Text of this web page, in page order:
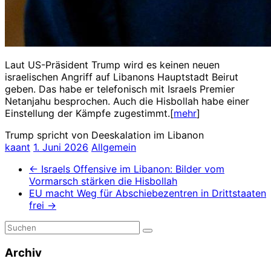
Laut US-Präsident Trump wird es keinen neuen
israelischen Angriff auf Libanons Hauptstadt Beirut
geben. Das habe er telefonisch mit Israels Premier
Netanjahu besprochen. Auch die Hisbollah habe einer
Einstellung der Kämpfe zugestimmt.[mehr]
Trump spricht von Deeskalation im Libanon
kaant 1. Juni 2026 Allgemein
← Israels Offensive im Libanon: Bilder vom
Vormarsch stärken die Hisbollah
EU macht Weg für Abschiebezentren in Drittstaaten
frei →
Archiv